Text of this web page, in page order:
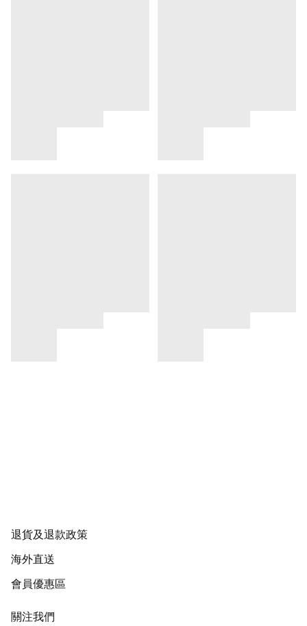
退貨及退款政策
海外直送
會員優惠區
關注我們